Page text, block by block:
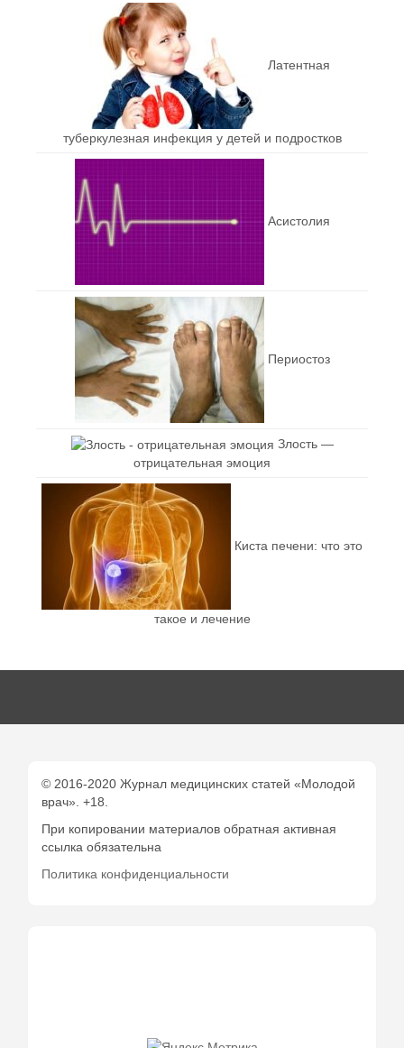
Латентная
туберкулезная инфекция у детей и подростков
Асистолия
Периостоз
Злость —
отрицательная эмоция
Киста печени: что это
такое и лечение
© 2016-2020 Журнал медицинских статей «Молодой
врач». +18.
При копировании материалов обратная активная
ссылка обязательна
Политика конфиденциальности